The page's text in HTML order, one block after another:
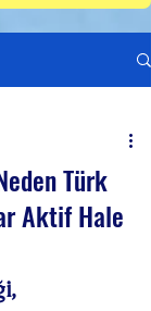
Türk
Aktif Hale